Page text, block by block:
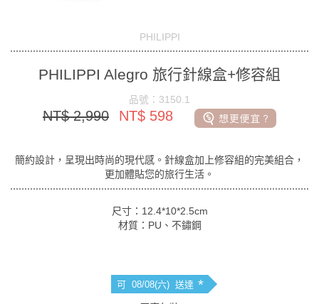
PHILIPPI
PHILIPPI Alegro 旅行針線盒+修容組
品號：3150.1
NT$ 2,990 NT$ 598
簡約設計，呈現出時尚的現代感。針線盒加上修容組的完美組合，
更加體貼您的旅行生活。
尺寸：12.4*10*2.5cm
材質：PU、不鏽鋼
可 08/08(六) 送達 *